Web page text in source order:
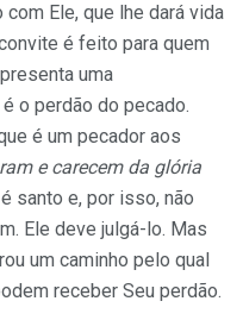
Ele, que lhe dará vida
é feito para quem
uma
o perdão do pecado.
é um pecador aos
e carecem da glória
santo e, por isso, não
Ele deve julgá-lo. Mas
um caminho pelo qual
receber Seu perdão.